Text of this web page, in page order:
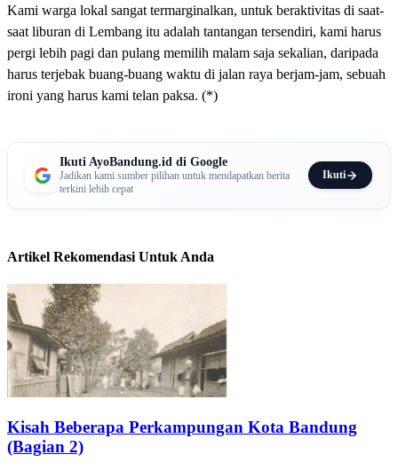
Kami warga lokal sangat termarginalkan, untuk beraktivitas di saat-
saat liburan di Lembang itu adalah tantangan tersendiri, kami harus
pergi lebih pagi dan pulang memilih malam saja sekalian, daripada
harus terjebak buang-buang waktu di jalan raya berjam-jam, sebuah
ironi yang harus kami telan paksa. (*)
Ikuti AyoBandung.id di Google
Jadikan kami sumber pilihan untuk mendapatkan berita
terkini lebih cepat
Ikuti
Artikel Rekomendasi Untuk Anda
Kisah Beberapa Perkampungan Kota Bandung
(Bagian 2)